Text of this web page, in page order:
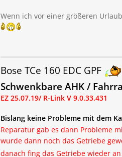
Wenn ich vor einer größeren
Bose TCe 160 EDC GPF
Schwenkbare AHK /
EZ 25.07.19/ R-Link V 9.0.33.431
Bislang keine Probleme mit dem
Reparatur gab es dann Probleme
wurde dann noch das Getriebe
danach fing das Getriebe wieder